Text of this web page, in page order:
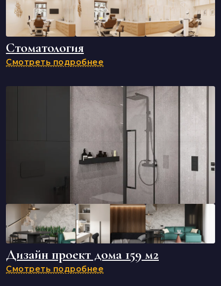
Стоматология
Смотреть подробнее
Дизайн проект дома 159 м2
Смотреть подробнее